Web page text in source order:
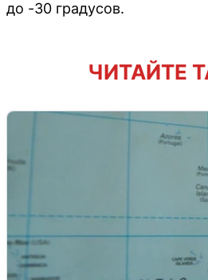
до -30 градусов.
ЧИТАЙТЕ